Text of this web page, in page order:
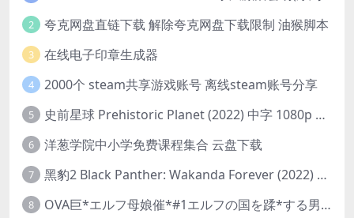
2 夸克网盘直链下载 解除夸克网盘下载限制 油猴脚本
3 在线电子印章生成器
4 2000个 steam共享游戏账号 离线steam账号分享
5 史前星球 Prehistoric Planet (2022) 中字 1080p 高清 阿里云盘 2022.5.27已更新全集
6 洋葱学院中小学免费课程集合 云盘下载
7 黑豹2 Black Panther: Wakanda Forever (2022) 高清版
8 OVA巨*エルフ母娘催*#1エルフの国を蹂*する男。汚された女王と姫